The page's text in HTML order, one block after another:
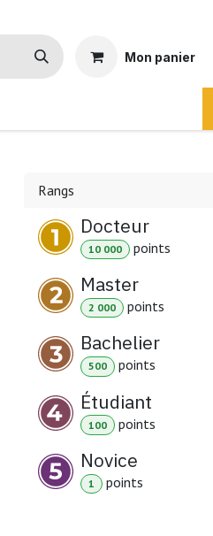
Mon panier
Rangs
Docteur
10 000 points
Master
2 000 points
Bachelier
500 points
Étudiant
100 points
Novice
1 points